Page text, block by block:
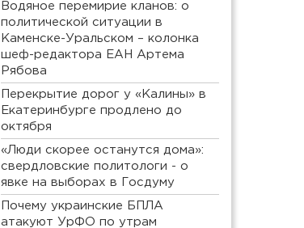
Водяное перемирие кланов: о
политической ситуации в
Каменске-Уральском – колонка
шеф-редактора ЕАН Артема
Рябова
Перекрытие дорог у «Калины» в
Екатеринбурге продлено до
октября
«Люди скорее останутся дома»:
свердловские политологи - о
явке на выборах в Госдуму
Почему украинские БПЛА
атакуют УрФО по утрам